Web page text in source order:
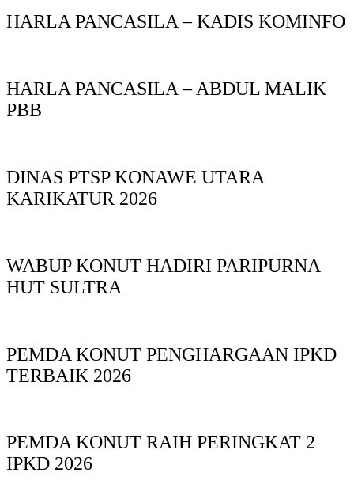
HARLA PANCASILA – KADIS KOMINFO
HARLA PANCASILA – ABDUL MALIK
PBB
DINAS PTSP KONAWE UTARA
KARIKATUR 2026
WABUP KONUT HADIRI PARIPURNA
HUT SULTRA
PEMDA KONUT PENGHARGAAN IPKD
TERBAIK 2026
PEMDA KONUT RAIH PERINGKAT 2
IPKD 2026